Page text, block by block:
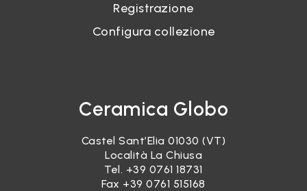
Registrazione
Configura collezione
Ceramica Globo
Castel Sant’Elia 01030 (VT)
Località La Chiusa
Tel. +39 0761 18731
Fax +39 0761 515168